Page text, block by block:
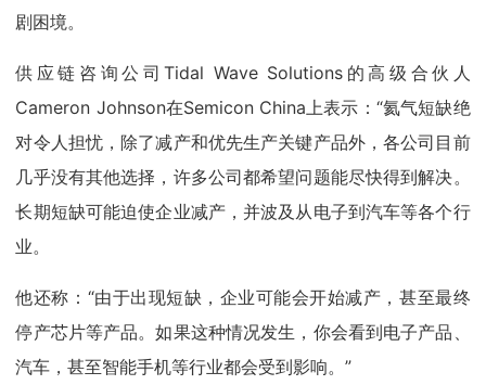
剧困境。
供应链咨询公司Tidal Wave Solutions的高级合伙人
Cameron Johnson在Semicon China上表示：“氦气短缺绝
对令人担忧，除了减产和优先生产关键产品外，各公司目前
几乎没有其他选择，许多公司都希望问题能尽快得到解决。
长期短缺可能迫使企业减产，并波及从电子到汽车等各个行
业。
他还称：“由于出现短缺，企业可能会开始减产，甚至最终
停产芯片等产品。如果这种情况发生，你会看到电子产品、
汽车，甚至智能手机等行业都会受到影响。”